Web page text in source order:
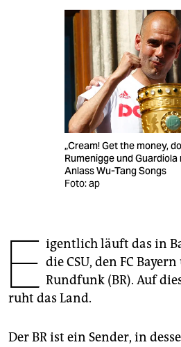
veranstaltungen
fragen & hilfe
abo
genossenschaft
epaper login
„Cream! Get the money,
Rumenigge und
Anlass Wu-Tang Songs
Foto: ap
E igentlich läuft das in
die CSU, den FC
Rundfunk (BR). Auf
ruht das Land.
Der BR ist ein Sender, in